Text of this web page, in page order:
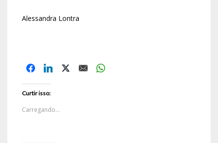
Alessandra Lontra
Curtir isso:
Carregando...